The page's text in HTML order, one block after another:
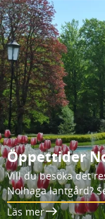
Öppettider
Vill du besöka det
Nolhaga lantgård?
Läs mer